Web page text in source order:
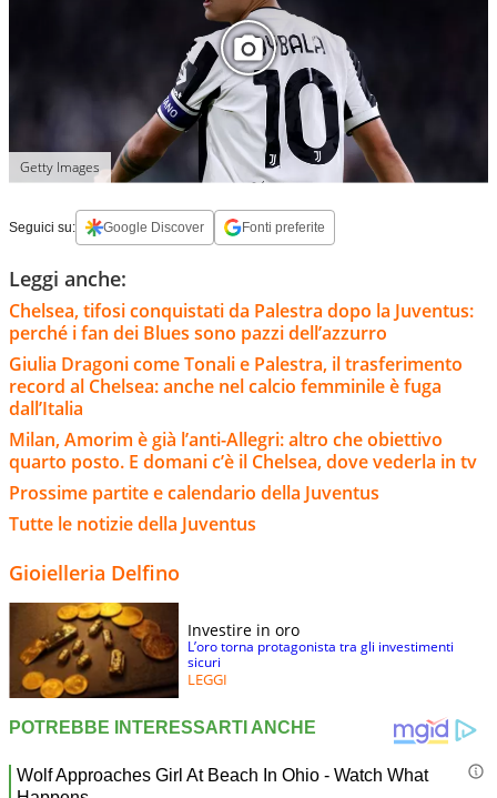
Getty Images
Seguici su: Google Discover Fonti preferite
Leggi anche:
Chelsea, tifosi conquistati da Palestra dopo la Juventus:
perché i fan dei Blues sono pazzi dell’azzurro
Giulia Dragoni come Tonali e Palestra, il trasferimento
record al Chelsea: anche nel calcio femminile è fuga
dall’Italia
Milan, Amorim è già l’anti-Allegri: altro che obiettivo
quarto posto. E domani c’è il Chelsea, dove vederla in tv
Prossime partite e calendario della Juventus
Tutte le notizie della Juventus
Gioielleria Delfino
Investire in oro
L’oro torna protagonista tra gli investimenti
sicuri
LEGGI